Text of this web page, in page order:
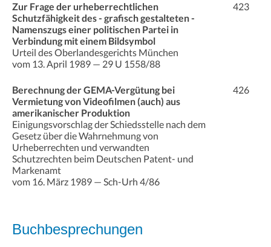
Zur Frage der urheberrechtlichen
Schutzfähigkeit des - grafisch gestalteten -
Namenszugs einer politischen Partei in
Verbindung mit einem Bildsymbol
Urteil des Oberlandesgerichts München
vom 13. April 1989 — 29 U 1558/88
423
Berechnung der GEMA-Vergütung bei
Vermietung von Videofilmen (auch) aus
amerikanischer Produktion
Einigungsvorschlag der Schiedsstelle nach dem
Gesetz über die Wahrnehmung von
Urheberrechten und verwandten
Schutzrechten beim Deutschen Patent- und
Markenamt
vom 16. März 1989 — Sch-Urh 4/86
426
Buchbesprechungen